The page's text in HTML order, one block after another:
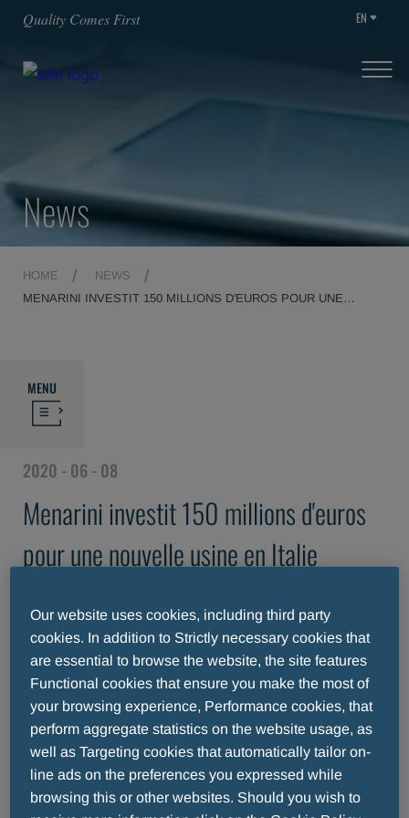
Quality Comes First EN
News
HOME
NEWS
MENARINI INVESTIT 150 MILLIONS D'EUROS POUR UNE
MENU
2020 - 06 - 08
Menarini investit 150 millions d'euros
pour une nouvelle usine en Italie
Lucia et Alberto Giovanni Aleotti : "Un choix
sincère pour notre pays".
Menarini choisit l'Italie pour sa nouvelle usine de
150 millions d'euros.
Non seulement la nouvelle usine sera la plus
moderne et parmi les plus grandes du Groupe,
mais elle sera aussi le signe de la forte volonté de
l'Italie de se relancer. La décision d'interrompre la
Our website uses cookies, including third party
cookies. In addition to Strictly necessary cookies that
are essential to browse the website, the site features
Functional cookies that ensure you make the most of
your browsing experience, Performance cookies, that
perform aggregate statistics on the website usage, as
well as Targeting cookies that automatically tailor on-
line ads on the preferences you expressed while
browsing this or other websites. Should you wish to